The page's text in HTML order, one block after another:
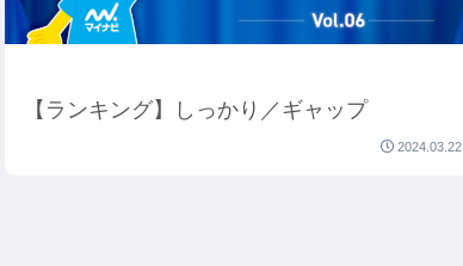
【ランキング】しっかり／ギャップ
2024.03.22